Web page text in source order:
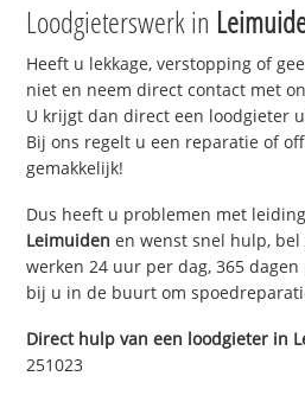
Loodgieterswerk in
Heeft u lekkage, verstopping of
niet en neem direct contact met
U krijgt dan direct een loodgieter
Bij ons regelt u een reparatie of
gemakkelijk!
Dus heeft u problemen met
Leimuiden en wenst snel hulp,
werken 24 uur per dag, 365
bij u in de buurt om
Direct hulp van een loodgieter in
251023